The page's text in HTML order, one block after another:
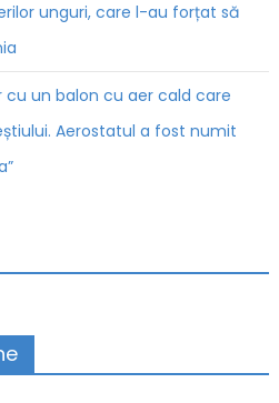
unguri, care l-au forțat să
cu un balon cu aer cald care
Aerostatul a fost numit